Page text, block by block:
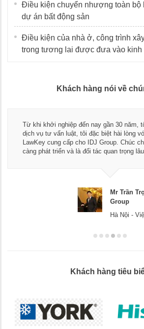
Điều kiện chuyển nhượng toàn bộ
dự án bất động sản
Điều kiện của nhà ở, công trình
trong tương lai được đưa vào kinh
Khách hàng nói về
Từ khi khởi nghiệp đến nay gần 30 năm,
dịch vụ tư vấn luật, tôi đặc biệt hài lòng
LawKey cung cấp cho IDJ Group. Chúc
càng phát triển và là đối tác quan trọng lâu
Mr Trần
Group
Hà Nội -
Khách hàng tiêu